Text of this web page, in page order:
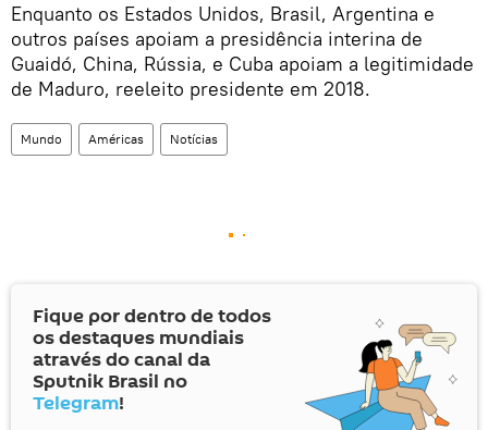
Enquanto os Estados Unidos, Brasil, Argentina e
outros países apoiam a presidência interina de
Guaidó, China, Rússia, e Cuba apoiam a legitimidade
de Maduro, reeleito presidente em 2018.
Mundo Américas Notícias
Fique por dentro de todos
os destaques mundiais
através do canal da
Sputnik Brasil no
Telegram!